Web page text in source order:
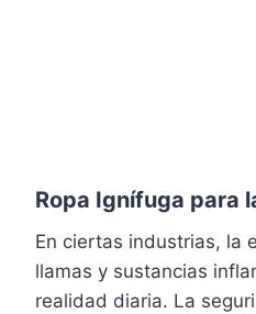
Ropa Ignífuga para
En ciertas industrias, la
llamas y sustancias
realidad diaria. La